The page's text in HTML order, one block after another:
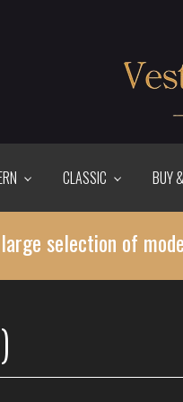
CLASSIC BUY
selection of